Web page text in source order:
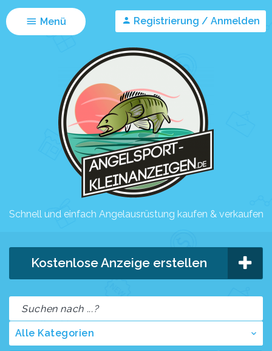
Menü Registrierung / Anmelden
Schnell und einfach Angelausrüstung kaufen & verkaufen
Kostenlose Anzeige erstellen
Alle Kategorien